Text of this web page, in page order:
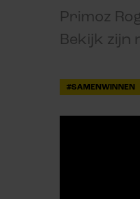
Primoz
Bekijk zijn
#SAMENWINNEN